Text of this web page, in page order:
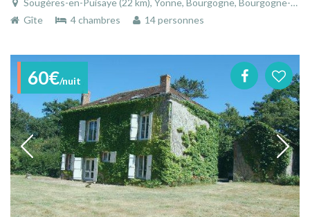
Gîte
4 chambres 14 personnes
60€/nuit